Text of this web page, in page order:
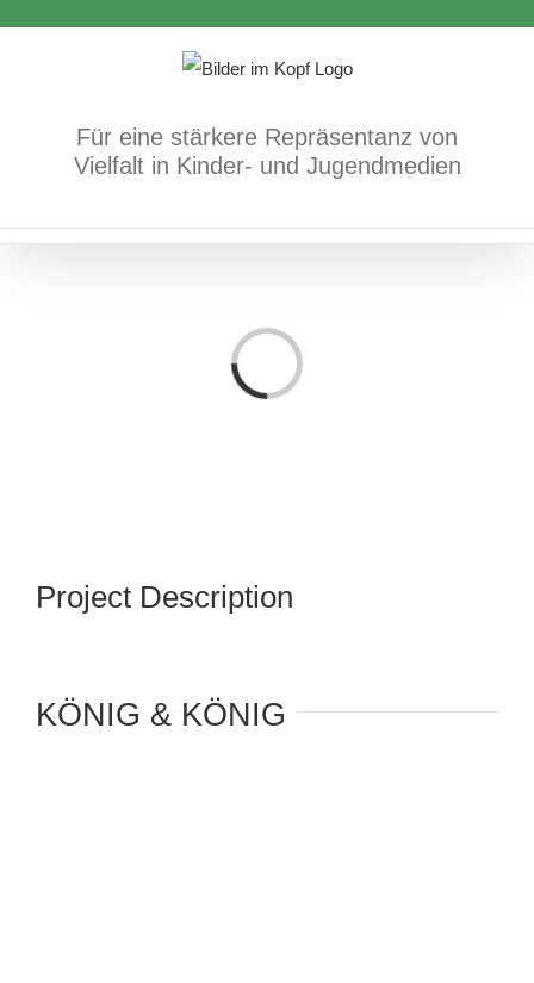
Für eine stärkere Repräsentanz von
Vielfalt in Kinder- und Jugendmedien
Loading...
Project Description
KÖNIG & KÖNIG